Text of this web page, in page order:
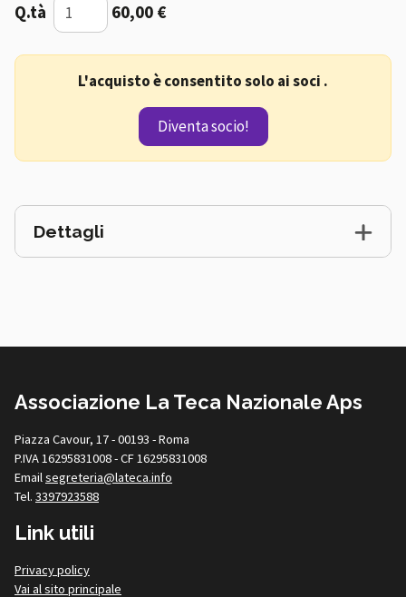
Q.tà 60,00 €
L'acquisto è consentito solo ai soci .
Diventa socio!
Dettagli
Associazione La Teca Nazionale Aps
Piazza Cavour, 17 - 00193 - Roma
P.IVA 16295831008 - CF 16295831008
Emailsegreteria@lateca.info
Tel. 3397923588
Link utili
Privacy policy
Vai al sito principale